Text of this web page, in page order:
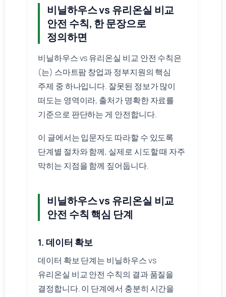
비닐하우스 vs 유리온실 비교
안전 수칙, 한 문장으로
정의하면
비닐하우스 vs 유리온실 비교 안전 수칙은
(는) 스마트팜 창업과 정부지원의 핵심
주제 중 하나입니다. 잘못된 정보가 많이
떠도는 영역이라, 출처가 명확한 자료를
기준으로 판단하는 게 안전합니다.
이 글에서는 입문자도 따라할 수 있도록
단계별 절차와 함께, 실제로 시도할 때 자주
막히는 지점을 함께 짚어둡니다.
비닐하우스 vs 유리온실 비교
안전 수칙 핵심 단계
1. 데이터 확보
데이터 확보 단계는 비닐하우스 vs
유리온실 비교 안전 수칙의 결과 품질을
결정합니다. 이 단계에서 충분히 시간을